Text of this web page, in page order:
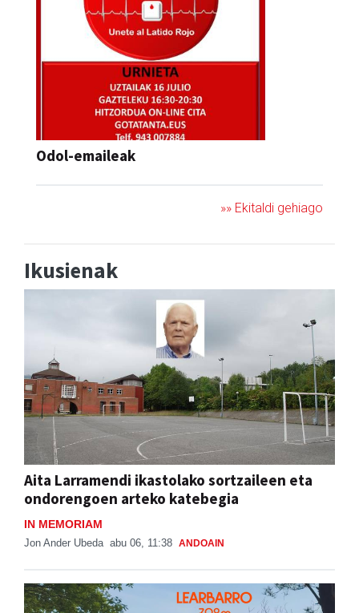
Odol-emaileak
»» Ekitaldi gehiago
Ikusienak
Aita Larramendi ikastolako sortzaileen eta
ondorengoen arteko katebegia
IN MEMORIAM
Jon Ander Ubeda abu 06, 11:38 ANDOAIN